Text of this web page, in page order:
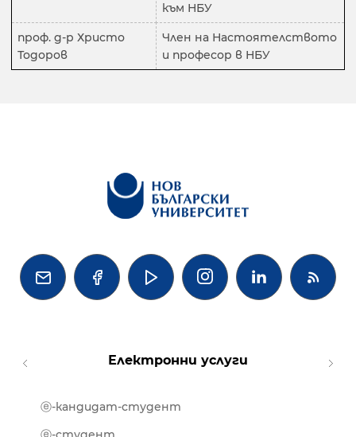
към НБУ
проф. д-р Христо
Тодоров
Член на Настоятелството
и професор в НБУ
   
Електронни услуги
ⓔ-кандидат-студент